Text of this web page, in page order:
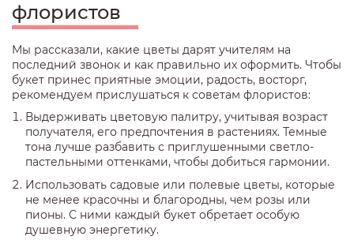
флористов
Мы рассказали, какие цветы дарят учителям на
последний звонок и как правильно их оформить. Чтобы
букет принес приятные эмоции, радость, восторг,
рекомендуем прислушаться к советам флористов:
Выдерживать цветовую палитру, учитывая возраст
получателя, его предпочтения в растениях. Темные
тона лучше разбавить с приглушенными светло-
пастельными оттенками, чтобы добиться гармонии.
Использовать садовые или полевые цветы, которые
не менее красочны и благородны, чем розы или
пионы. С ними каждый букет обретает особую
душевную энергетику.